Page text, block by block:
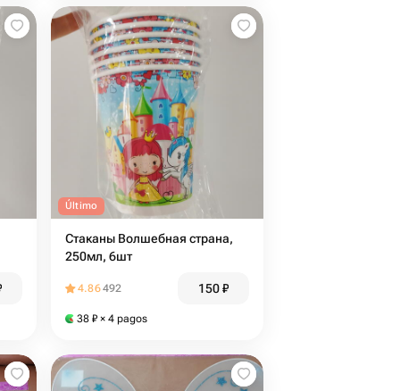
Último
Стаканы Волшебная страна,
250мл, 6шт
4.86492 150₽
38 ₽ × 4 pagos